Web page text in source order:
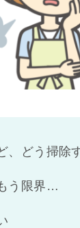
、どう掃除
う限界…